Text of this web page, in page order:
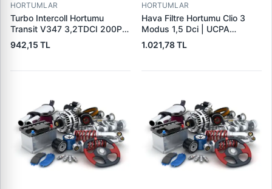
HORTUMLAR
Turbo Intercoll Hortumu
Transit V347 3,2TDCI 200PS
07>12 | FORBO FB71003 |
OEM 8C16 6C646 AC
942,15 TL
HORTUMLAR
Hava Filtre Hortumu Clio 3
Modus 1,5 Dci | UCPA
31P3002 | OEM
8200446868
1.021,78 TL